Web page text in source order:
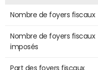
Nombre de foyers fiscaux
Nombre de foyers fiscaux
imposés
Part des foyers fiscaux